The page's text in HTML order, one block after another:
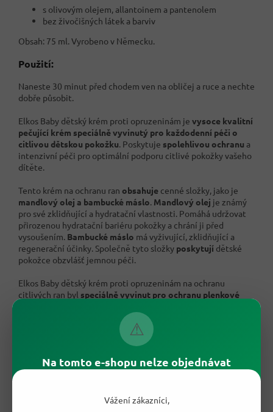
⚠
Na tomto e-shopu nelze objednávat
Vážení zákazníci,
s olivovým olejem, allantoinem a pantenolem
bez živočišných látek a barviv
Obsah: 75 ml. Vyrobeno v Německu.
Použití:
Naneste 30 minut před chodem ven na obličej a ruce a nechte
dobře působit.
Elkos Baby dětský krém proti opruzeninám je vysoce kvalitní
pečující krém speciálně vyvinutý pro každodenní péči o
citlivou dětskou pokožku. Poskytuje spolehlivou ochranu a
intenzivní péči pro optimální podporu citlivé pokožky vašeho
dítěte.
Tento krém na ochranu ran obsahuje cenné složky, jako je
mandlový olej a bambucké máslo. Mandlový olej je známý
pro své zklidňující a hydratační vlastnosti. Pomáhá udržovat
přirozenou hydratační bariéru pokožky a chrání ji před
vysoušením. Bambucké máslo má vyživující, zklidňující a
regenerační účinky. Společně tyto složky poskytují dětské
pokožce obzvlášť jemnou péči.
Elkos Baby dětský krém proti opruzeninám na ochranu
citlivých ran byl speciálně vyvinut pro ochranu plenkové
ochrannou bariéru, která odpuzuje vlhkost a
zároveň chrání pokožku před vnějšími vlivy. Krém podporuje
regeneraci pokožky a zklidňuje podrážděná místa.
Snášenlivost tohoto ochranného krému na rány s pokožkou
a bylo vyvinuto bez testování na zvířatech. To